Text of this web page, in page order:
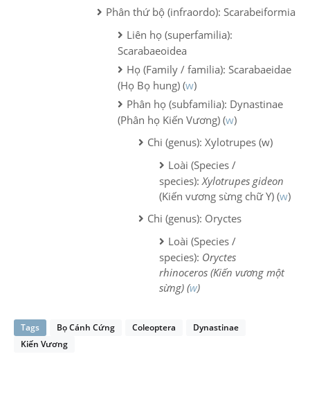
Phân thứ bộ (infraordo): Scarabeiformia
Liên họ (superfamilia):
Scarabaeoidea
Họ (Family / familia): Scarabaeidae
(Họ Bọ hung) (w)
Phân họ (subfamilia): Dynastinae
(Phân họ Kiến Vương) (w)
Chi (genus): Xylotrupes (w)
Loài (Species /
species): Xylotrupes gideon
(Kiến vương sừng chữ Y) (w)
Chi (genus): Oryctes
Loài (Species /
species): Oryctes
rhinoceros (Kiến vương một
sừng) (w)
Tags Bọ Cánh Cứng Coleoptera
Dynastinae
Kiến Vương